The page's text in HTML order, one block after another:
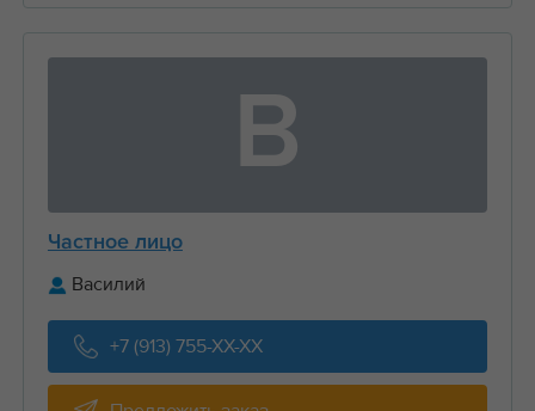
В
Частное лицо
Василий
+7 (913) 755-XX-XX